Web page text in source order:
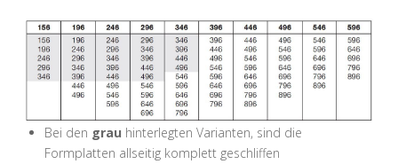
Bei den grau hinterlegten Varianten, sind die
Formplatten allseitig komplett geschliffen